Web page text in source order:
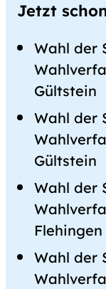
Jetzt
Wahl der
Gültstein
Wahl der
Gültstein
Wahl der
Flehingen
Wahl der